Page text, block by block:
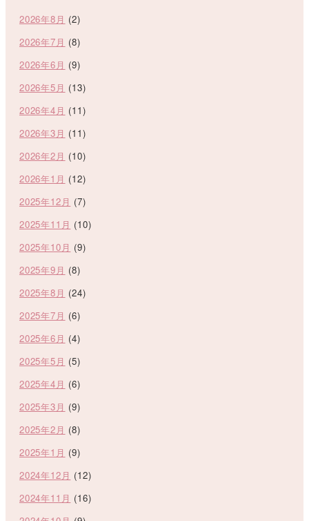
2026年8月 (2)
2026年7月 (8)
2026年6月 (9)
2026年5月 (13)
2026年4月 (11)
2026年3月 (11)
2026年2月 (10)
2026年1月 (12)
2025年12月 (7)
2025年11月 (10)
2025年10月 (9)
2025年9月 (8)
2025年8月 (24)
2025年7月 (6)
2025年6月 (4)
2025年5月 (5)
2025年4月 (6)
2025年3月 (9)
2025年2月 (8)
2025年1月 (9)
2024年12月 (12)
2024年11月 (16)